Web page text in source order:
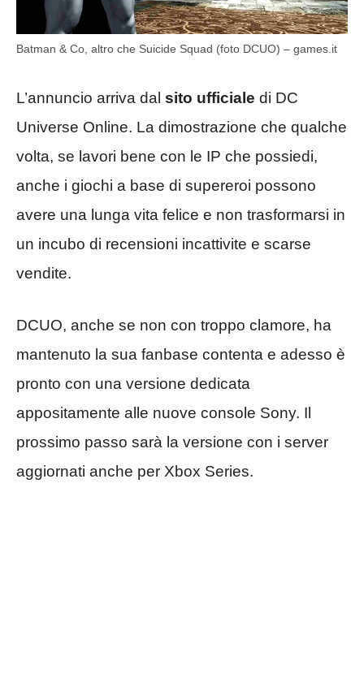
Batman & Co, altro che Suicide Squad (foto DCUO) – games.it
L’annuncio arriva dal sito ufficiale di DC
Universe Online. La dimostrazione che qualche
volta, se lavori bene con le IP che possiedi,
anche i giochi a base di supereroi possono
avere una lunga vita felice e non trasformarsi in
un incubo di recensioni incattivite e scarse
vendite.
DCUO, anche se non con troppo clamore, ha
mantenuto la sua fanbase contenta e adesso è
pronto con una versione dedicata
appositamente alle nuove console Sony. Il
prossimo passo sarà la versione con i server
aggiornati anche per Xbox Series.